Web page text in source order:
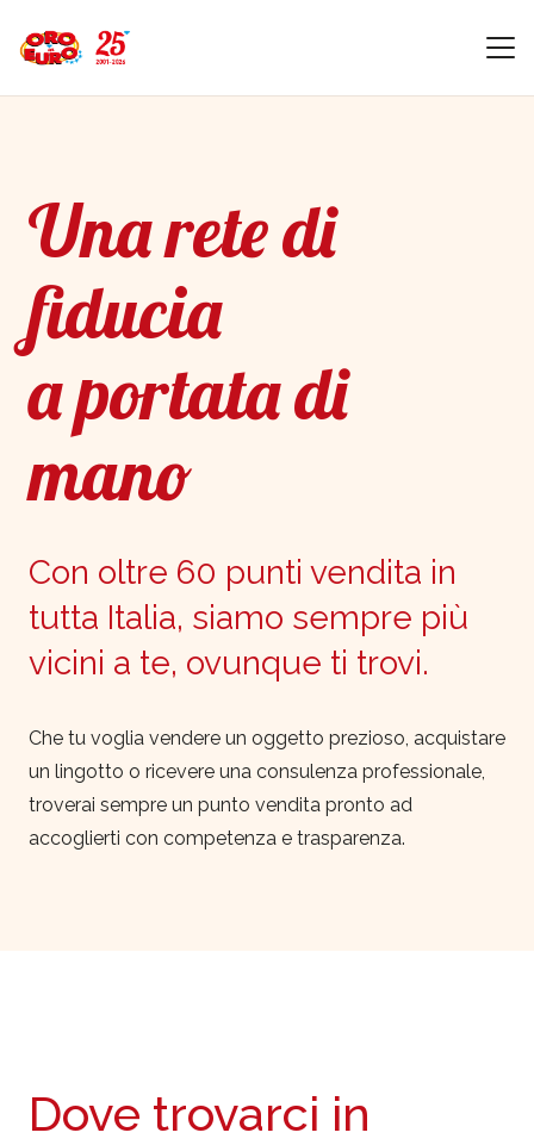
Una rete di
fiducia
a portata di
mano
Con oltre 60 punti vendita in
tutta Italia, siamo sempre più
vicini a te, ovunque ti trovi.
Che tu voglia vendere un oggetto prezioso, acquistare
un lingotto o ricevere una consulenza professionale,
troverai sempre un punto vendita pronto ad
accoglierti con competenza e trasparenza.
Dove trovarci in